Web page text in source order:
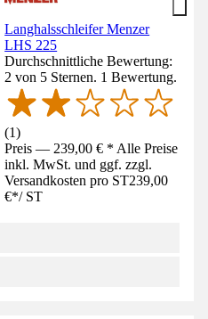
Langhalsschleifer Menzer
LHS 225
Durchschnittliche Bewertung:
2 von 5 Sternen. 1 Bewertung.
(1)
Preis — 239,00 € * Alle Preise
inkl. MwSt. und ggf. zzgl.
Versandkosten pro ST239,00
€*/ ST